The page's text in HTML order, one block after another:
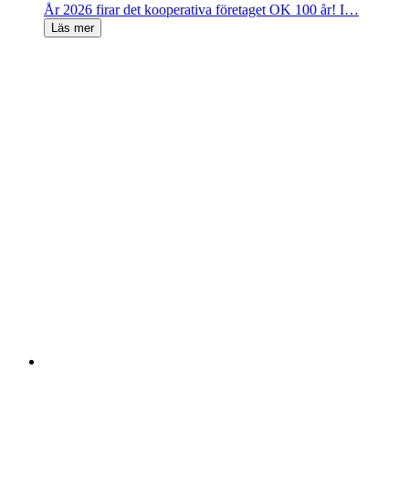
År 2026 firar det kooperativa företaget OK 100 år! I…
Läs mer